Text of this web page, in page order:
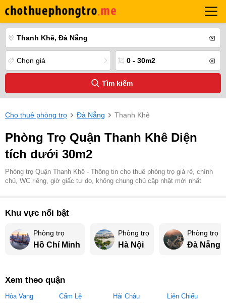
Thanh Khê, Đà Nẵng
Chọn giá 0 - 30m2
Tìm kiếm
Cho thuê phòng trọ Đà Nẵng Thanh Khê
Phòng Trọ Quận Thanh Khê Diện
tích dưới 30m2
Phòng trọ Quận Thanh Khê - Thông tin cho thuê phòng trọ giá rẻ, chính
chủ, WC riêng, giờ giấc tự do, không chung chủ cập nhật mới nhất
Khu vực nổi bật
Phòng trọ
Hồ Chí Minh
Phòng trọ
Hà Nội
Phòng trọ
Đà Nẵng
Xem theo quận
Hòa Vang Cẩm Lệ Hải Châu
Liên Chiểu